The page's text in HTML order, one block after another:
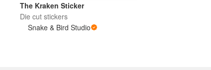
Más productos
The Kraken Sticker
Die cut stickers
Snake & Bird Studio